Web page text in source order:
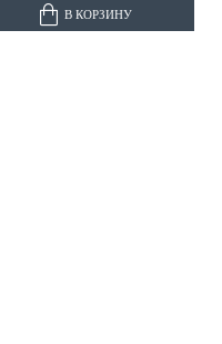
В КОРЗИНУ